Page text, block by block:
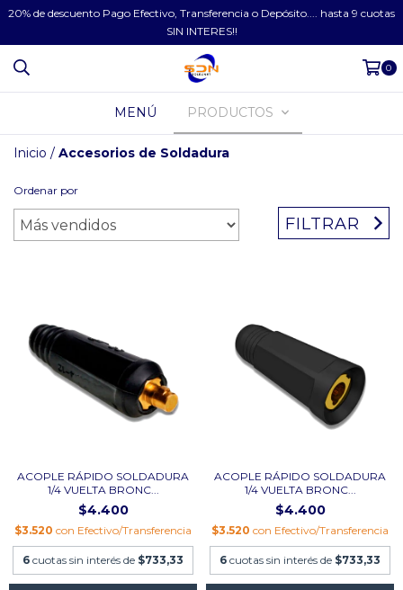
20% de descuento Pago Efectivo, Transferencia o Depósito.... hasta 9 cuotas
SIN INTERES!!
0
MENÚ PRODUCTOS
Inicio / Accesorios de Soldadura
Ordenar por
FILTRAR
ACOPLE RÁPIDO SOLDADURA
1/4 VUELTA BRONC...
$4.400
$3.520 con Efectivo/Transferencia
6 cuotas sin interés de $733,33
ACOPLE RÁPIDO SOLDADURA
1/4 VUELTA BRONC...
$4.400
$3.520 con Efectivo/Transferencia
6 cuotas sin interés de $733,33